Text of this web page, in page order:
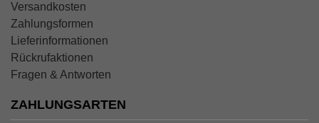
Versandkosten
Zahlungsformen
Lieferinformationen
Rückrufaktionen
Fragen & Antworten
ZAHLUNGSARTEN